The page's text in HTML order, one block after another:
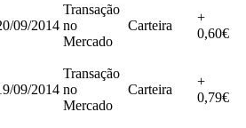
09/2014
Transação
no
Mercado
Carteira
+
0,60€
09/2014
Transação
no
Mercado
Carteira
+
0,79€